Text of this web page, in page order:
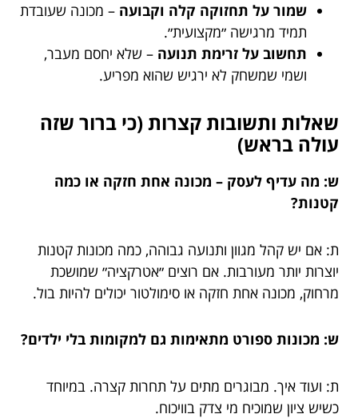
שמור על תחזוקה קלה וקבועה – מכונה שעובדת
תמיד מרגישה ״מקצועית״.
תחשוב על זרימת תנועה – שלא יחסם מעבר,
ושמי שמשחק לא ירגיש שהוא מפריע.
שאלות ותשובות קצרות (כי ברור שזה
עולה בראש)
ש: מה עדיף לעסק – מכונה אחת חזקה או כמה
קטנות?
ת: אם יש קהל מגוון ותנועה גבוהה, כמה מכונות קטנות
יוצרות יותר מעורבות. אם רוצים ״אטרקציה״ שמושכת
מרחוק, מכונה אחת חזקה או סימולטור יכולים להיות בול.
ש: מכונות ספורט מתאימות גם למקומות בלי ילדים?
ת: ועוד איך. מבוגרים מתים על תחרות קצרה. במיוחד
כשיש ציון שמוכיח מי צדק בוויכוח.